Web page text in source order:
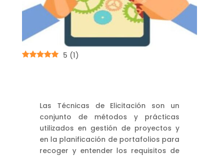
5 (1)
Las Técnicas de Elicitación son un
conjunto de métodos y prácticas
utilizados en gestión de proyectos y
en la planificación de portafolios para
recoger y entender los requisitos de